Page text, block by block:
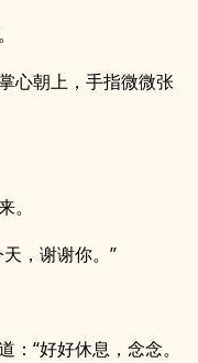
心朝上，手指微微张
，谢谢你。”
“好好休息，念念。